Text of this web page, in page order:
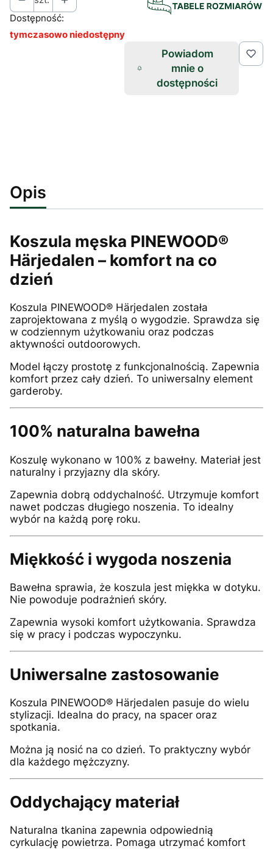
Dostępność:
tymczasowo niedostępny
Powiadom
mnie o
dostępności
Opis
Koszula męska PINEWOOD®
Härjedalen – komfort na co
dzień
Koszula PINEWOOD® Härjedalen została
zaprojektowana z myślą o wygodzie. Sprawdza się
w codziennym użytkowaniu oraz podczas
aktywności outdoorowych.
Model łączy prostotę z funkcjonalnością. Zapewnia
komfort przez cały dzień. To uniwersalny element
garderoby.
100% naturalna bawełna
Koszulę wykonano w 100% z bawełny. Materiał jest
naturalny i przyjazny dla skóry.
Zapewnia dobrą oddychalność. Utrzymuje komfort
nawet podczas długiego noszenia. To idealny
wybór na każdą porę roku.
Miękkość i wygoda noszenia
Bawełna sprawia, że koszula jest miękka w dotyku.
Nie powoduje podrażnień skóry.
Zapewnia wysoki komfort użytkowania. Sprawdza
się w pracy i podczas wypoczynku.
Uniwersalne zastosowanie
Koszula PINEWOOD® Härjedalen pasuje do wielu
stylizacji. Idealna do pracy, na spacer oraz
spotkania.
Można ją nosić na co dzień. To praktyczny wybór
dla każdego mężczyzny.
Oddychający materiał
Naturalna tkanina zapewnia odpowiednią
cyrkulację powietrza. Pomaga utrzymać komfort